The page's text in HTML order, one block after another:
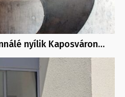
nyílik Kaposváron…